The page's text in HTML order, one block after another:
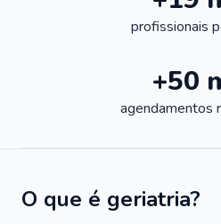
profissionais
+50
agendamentos
O que é geriatria?